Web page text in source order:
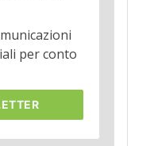
per conto